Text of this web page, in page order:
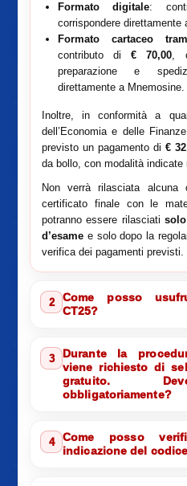
Formato digitale:
corrispondere direttamente
Formato cartaceo
contributo di€ 70,00,
preparazione e
direttamente a Mnemosine.
Inoltre, in conformità a
dell’Economia e delle
previsto un pagamento di€
da bollo, con modalità indicate
Non verrà rilasciata alcuna
certificato finale con le
potranno essere rilasciati
d’esame e solo dopo la
verifica dei pagamenti previsti.
2
Come posso
CT25?
3
Durante la
viene richiesto di
gratuito.
obbligatoriamente?
4
Come posso
indicazione del